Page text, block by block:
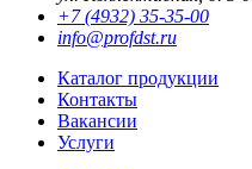
+7 (4932) 35-35-00
info@profdst.ru
Каталог продукции
Контакты
Вакансии
Услуги